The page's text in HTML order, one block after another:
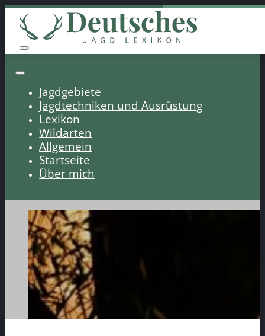
Jagdgebiete
Jagdtechniken und Ausrüstung
Lexikon
Wildarten
Allgemein
Startseite
Über mich